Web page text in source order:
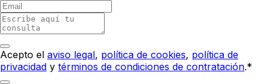
Acepto el aviso legal, política de cookies, política de
privacidad y términos de condiciones de contratación.*